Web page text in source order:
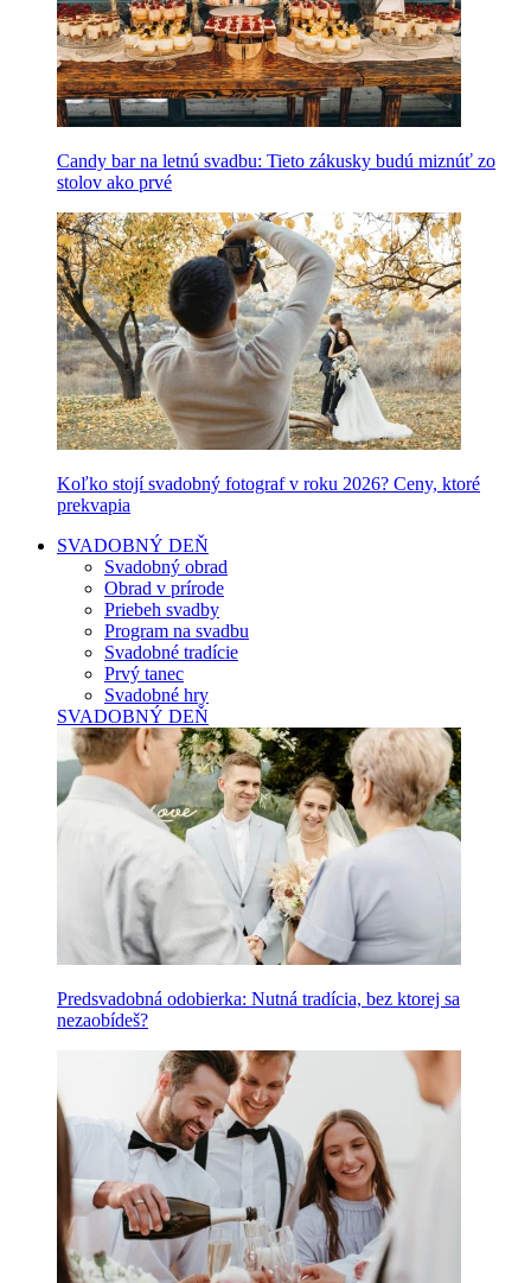
Candy bar na letnú svadbu: Tieto zákusky budú miznúť zo
stolov ako prvé
Koľko stojí svadobný fotograf v roku 2026? Ceny, ktoré
prekvapia
SVADOBNÝ DEŇ
Svadobný obrad
Obrad v prírode
Priebeh svadby
Program na svadbu
Svadobné tradície
Prvý tanec
Svadobné hry
SVADOBNÝ DEŇ
Predsvadobná odobierka: Nutná tradícia, bez ktorej sa
nezaobídeš?